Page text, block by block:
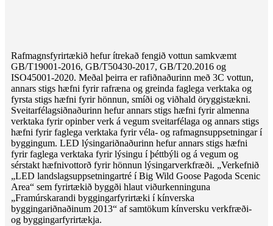
Rafmagnsfyrirtækið hefur ítrekað fengið vottun samkvæmt
GB/T19001-2016, GB/T50430-2017, GB/T20.2016 og
ISO45001-2020. Meðal þeirra er rafiðnaðurinn með 3C vottun,
annars stigs hæfni fyrir rafræna og greinda faglega verktaka og
fyrsta stigs hæfni fyrir hönnun, smíði og viðhald öryggistækni.
Sveitarfélagsiðnaðurinn hefur annars stigs hæfni fyrir almenna
verktaka fyrir opinber verk á vegum sveitarfélaga og annars stigs
hæfni fyrir faglega verktaka fyrir véla- og rafmagnsuppsetningar í
byggingum. LED lýsingariðnaðurinn hefur annars stigs hæfni
fyrir faglega verktaka fyrir lýsingu í þéttbýli og á vegum og
sérstakt hæfnivottorð fyrir hönnun lýsingarverkfræði. „Verkefnið
„LED landslagsuppsetningartré í Big Wild Goose Pagoda Scenic
Area“ sem fyrirtækið byggði hlaut viðurkenninguna
„Framúrskarandi byggingarfyrirtæki í kínverska
byggingariðnaðinum 2013“ af samtökum kínversku verkfræði-
og byggingarfyrirtækja.